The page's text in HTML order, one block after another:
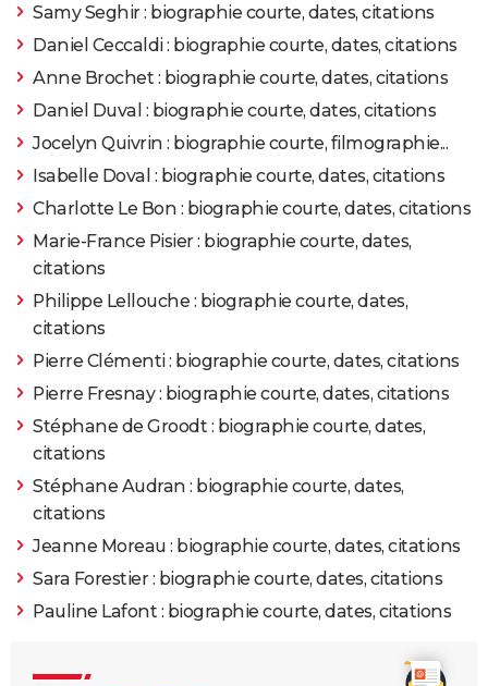
Samy Seghir : biographie courte, dates, citations
Daniel Ceccaldi : biographie courte, dates, citations
Anne Brochet : biographie courte, dates, citations
Daniel Duval : biographie courte, dates, citations
Jocelyn Quivrin : biographie courte, filmographie...
Isabelle Doval : biographie courte, dates, citations
Charlotte Le Bon : biographie courte, dates, citations
Marie-France Pisier : biographie courte, dates,
citations
Philippe Lellouche : biographie courte, dates,
citations
Pierre Clémenti : biographie courte, dates, citations
Pierre Fresnay : biographie courte, dates, citations
Stéphane de Groodt : biographie courte, dates,
citations
Stéphane Audran : biographie courte, dates,
citations
Jeanne Moreau : biographie courte, dates, citations
Sara Forestier : biographie courte, dates, citations
Pauline Lafont : biographie courte, dates, citations